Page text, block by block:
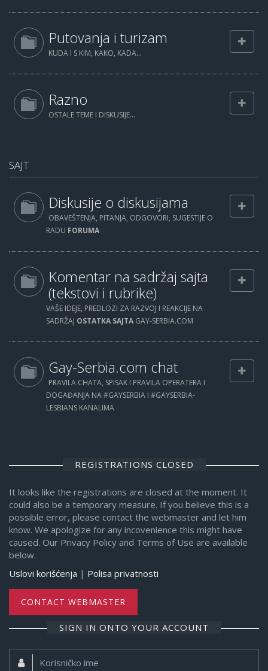
Putovanja i turizam
KUDA I S KIM, KAKO, KADA...
Razno
OSTALE TEME I DISKUSIJE...
SAJT
Diskusije o diskusijama
OBAVEŠTENJA, PITANJA, ODGOVORI, SUGESTIJE O
RADU FORUMA
Komentar na sadržaj sajta
(tekstovi i rubrike)
VAŠE IDEJE, PREDLOZI ZA RAZVOJ I REAKCIJE NA
SADRŽAJ OSTATKA SAJTA GAY-SERBIA.COM
Gay-Serbia.com chat
PRAVILA CHATA, SPISAK I PRAVILA OPERATERA I
DOGAĐANJA NA #GAYSERBIA I #GAYSERBIA-
LESBIANS KANALIMA
REGISTRATIONS CLOSED
It looks like the registrations are closed at the moment. It
could also be a temporary measure. If you believe this is a
possible error, please contact the webmaster and let him
know. We apologize for any incovenience this might have
caused. Our Privacy Policy and Terms of Use are available
below.
Uslovi korišćenja | Polisa privatnosti
CONTACT WEBMASTER
SIGN IN ONTO YOUR ACCOUNT
Korisničko